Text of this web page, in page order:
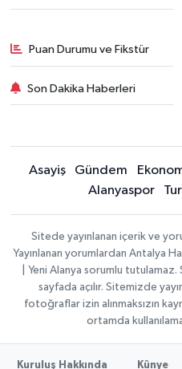
Puan Durumu ve Fikstür
Son Dakika Haberleri
Asayiş Gündem
Alanyaspor
Sitede yayınlanan içerik ve
Yayınlanan yorumlardan Antalya
| Yeni Alanya sorumlu
sayfada açılır. Sitemizde
fotoğraflar izin alınmaksızın
ortamda
Kuruluş Hakkında Künye